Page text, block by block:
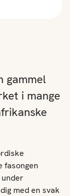
gammel
i mange
fasongen
med en svak